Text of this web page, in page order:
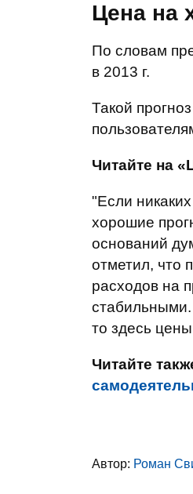
Цена на
По словам
в 2013 г.
Такой
Читайте на
"Если
хорошие
оснований
отметил, что
расходов на
то здесь
Читайте
Автор: Роман